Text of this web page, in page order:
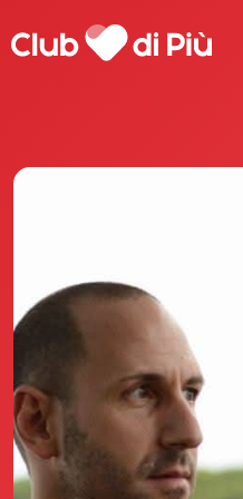
Le testimonianze
La fondatrice
Annunci Donne
Agenzia matrimoniale
Love Notebook